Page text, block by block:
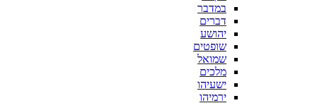
במדבר
דברים
יהושע
שופטים
שמואל
מלכים
ישעיהו
ירמיהו